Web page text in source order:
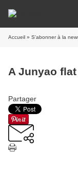
Accueil » S'abonner à la
A Junyao
Partager